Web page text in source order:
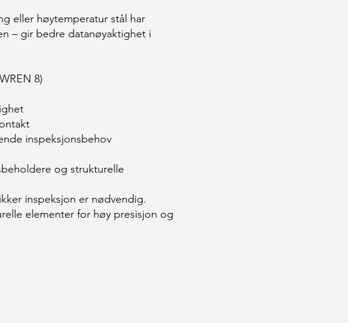
eller høytemperatur stål har
– gir bedre datanøyaktighet i
8)
inspeksjonsbehov
og strukturelle
inspeksjon er nødvendig.
elementer for høy presisjon og